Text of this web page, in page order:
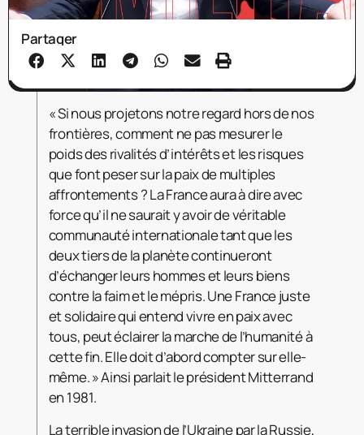
Partager
« Si nous projetons notre regard hors de nos
frontières, comment ne pas mesurer le
poids des rivalités d’intérêts et les risques
que font peser sur la paix de multiples
affrontements ? La France aura à dire avec
force qu’il ne saurait y avoir de véritable
communauté internationale tant que les
deux tiers de la planète continueront
d’échanger leurs hommes et leurs biens
contre la faim et le mépris. Une France juste
etsolidaire qui entend vivre en paix avec
tous, peut éclairer la marche de l’humanité à
cette fin. Elle doit d’abord compter sur elle-
même. » Ainsi parlait le président Mitterrand
en 1981.
La terrible invasion de l’Ukraine par la Russie,